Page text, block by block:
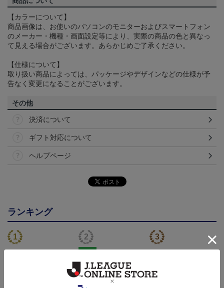
【カラーについて】
商品画像は、お使いのパソコンのモニターおよびスマートフォン
のメーカー・機種・画面設定等により、実際の商品の色と異なっ
て見える場合がございます。あらかじめご了承ください。
【仕様について】
取り扱い商品によっては、パッケージやデザインなどの仕様が予
告なく変更になることがございます。
その他
決済について
ギフト対応について
ヘルプページ
ランキング